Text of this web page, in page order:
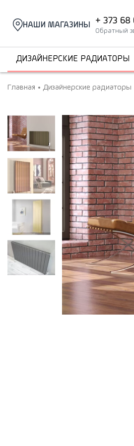
НАШИ МАГАЗИНЫ + 373 68
Обратный
ДИЗАЙНЕРСКИЕ РАДИАТОРЫ
Главная Дизайнерские радиаторы